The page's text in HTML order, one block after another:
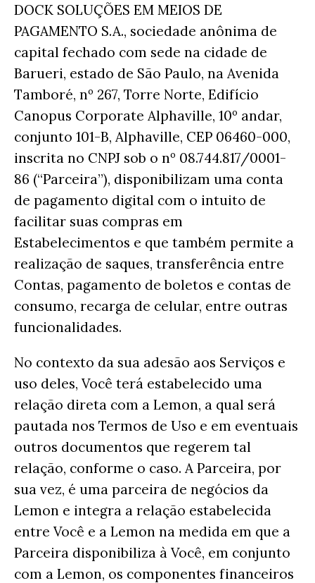
DOCK SOLUÇÕES EM MEIOS DE
PAGAMENTO S.A., sociedade anônima de
capital fechado com sede na cidade de
Barueri, estado de São Paulo, na Avenida
Tamboré, nº 267, Torre Norte, Edifício
Canopus Corporate Alphaville, 10º andar,
conjunto 101-B, Alphaville, CEP 06460-000,
inscrita no CNPJ sob o nº 08.744.817/0001-
86 (“Parceira”), disponibilizam uma conta
de pagamento digital com o intuito de
facilitar suas compras em
Estabelecimentos e que também permite a
realização de saques, transferência entre
Contas, pagamento de boletos e contas de
consumo, recarga de celular, entre outras
funcionalidades.
No contexto da sua adesão aos Serviços e
uso deles, Você terá estabelecido uma
relação direta com a Lemon, a qual será
pautada nos Termos de Uso e em eventuais
outros documentos que regerem tal
relação, conforme o caso. A Parceira, por
sua vez, é uma parceira de negócios da
Lemon e integra a relação estabelecida
entre Você e a Lemon na medida em que a
Parceira disponibiliza à Você, em conjunto
com a Lemon, os componentes financeiros